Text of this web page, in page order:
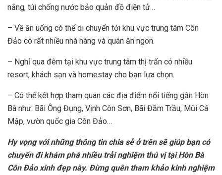
nắng, túi chống nước bảo quản đồ điện tử…
– Về ăn uống có thể di chuyển tới khu vực trung tâm Côn
Đảo có rất nhiều nhà hàng và quán ăn ngon.
– Nghỉ qua đêm tại khu vực trung tâm thị trấn có nhiều
resort, khách sạn và homestay cho bạn lựa chọn.
– Có thể kết hợp tham quan các địa điểm nổi tiếng gần Hòn
Bà như: Bãi Ông Đụng, Vịnh Côn Sơn, Bãi Đầm Trầu, Mũi Cá
Mập, vườn quốc gia Côn Đảo…
Hy vọng với những thông tin chia sẻ ở trên sẽ giúp bạn có
chuyến đi khám phá nhiều trải nghiệm thú vị tại Hòn Bà
Côn Đảo xinh đẹp này. Đừng quên tham khảo kinh nghiệm